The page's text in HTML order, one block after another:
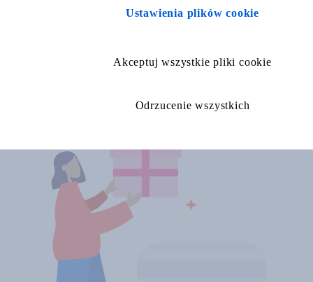
Ustawienia plików cookie
Odrzucenie wszystkich
Akceptuj wszystkie pliki cookie